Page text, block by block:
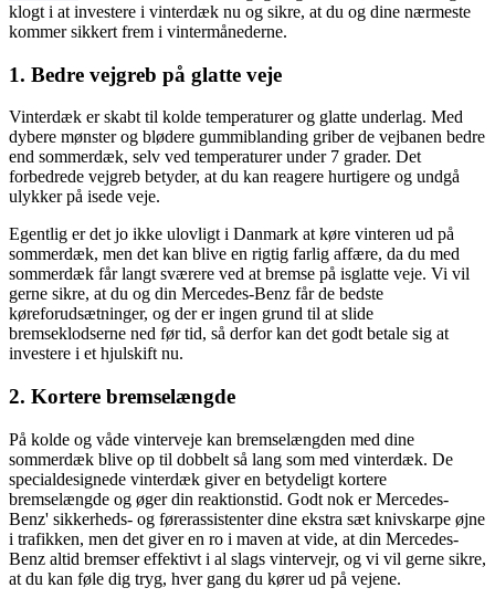
klogt i at investere i vinterdæk nu og sikre, at du og dine nærmeste
kommer sikkert frem i vintermånederne.
1. Bedre vejgreb på glatte veje
Vinterdæk er skabt til kolde temperaturer og glatte underlag. Med
dybere mønster og blødere gummiblanding griber de vejbanen bedre
end sommerdæk, selv ved temperaturer under 7 grader. Det
forbedrede vejgreb betyder, at du kan reagere hurtigere og undgå
ulykker på isede veje.
Egentlig er det jo ikke ulovligt i Danmark at køre vinteren ud på
sommerdæk, men det kan blive en rigtig farlig affære, da du med
sommerdæk får langt sværere ved at bremse på isglatte veje. Vi vil
gerne sikre, at du og din Mercedes-Benz får de bedste
køreforudsætninger, og der er ingen grund til at slide
bremseklodserne ned før tid, så derfor kan det godt betale sig at
investere i et hjulskift nu.
2. Kortere bremselængde
På kolde og våde vinterveje kan bremselængden med dine
sommerdæk blive op til dobbelt så lang som med vinterdæk. De
specialdesignede vinterdæk giver en betydeligt kortere
bremselængde og øger din reaktionstid. Godt nok er Mercedes-
Benz' sikkerheds- og førerassistenter dine ekstra sæt knivskarpe øjne
i trafikken, men det giver en ro i maven at vide, at din Mercedes-
Benz altid bremser effektivt i al slags vintervejr, og vi vil gerne sikre,
at du kan føle dig tryg, hver gang du kører ud på vejene.